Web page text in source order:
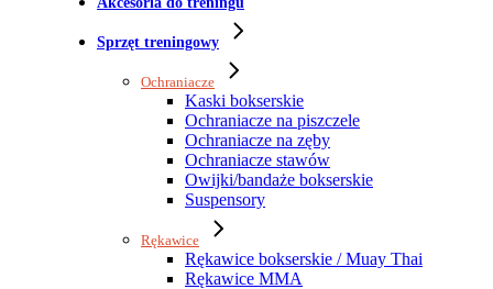
Sprzęt treningowy
Ochraniacze
Kaski bokserskie
Ochraniacze na piszczele
Ochraniacze na zęby
Ochraniacze stawów
Owijki/bandaże bokserskie
Suspensory
Rękawice
Rękawice bokserskie / Muay Thai
Rękawice MMA